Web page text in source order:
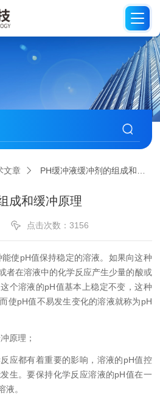
文章 PH缓冲液缓冲剂的组成和缓冲原理
成和缓冲原理
点击次数：3156
能使pH值保持稳定的溶液。如果向这种
者在溶液中的化学反应产生少量的酸或
个溶液的pH值基本上稳定不变，这种
使pH值不易发生变化的溶液就称为pH
原理；
都有着重要的影响，溶液的pH值控
生。要保持化学反应溶液的pH值在一
液。